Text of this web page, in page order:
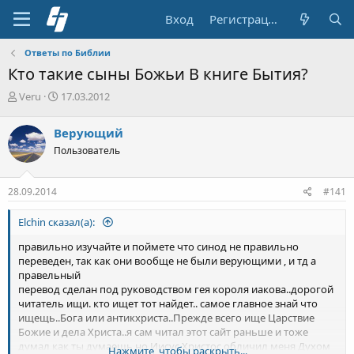
Вход Регистрация
Ответы по Библии
Кто такие сыны Божьи В книге Бытия?
А
т
о
р
т
е
м
Veru
Д
а
н
ч
а
17.03.2012
Верующий
Пользователь
28.09.2014 #141
Elchin сказал(а):
правильно изучайте и поймете что синод не правильно
переведен, так как они вообще не были верующими , и тд а
правельный
перевод сделан под руководством гея короля иакова..дорогой
читатель ищи. кто ищет тот найдет.. самое главное знай что
ищещь..Бога или антикхриста..Прежде всего ище Царствие
Божие и дела Христа..я сам читал этот сайт раньше и тоже
думал как ты думаешь но Иисус Христос обличил меня Духом
Нажмите, чтобы раскрыть...